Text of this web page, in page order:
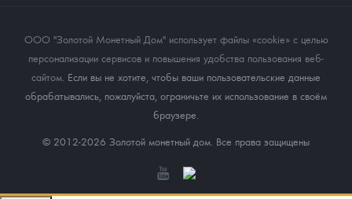
ООО "Золотой Монетный Дом" использует файлы «cookie» с целью
персонализации сервисов и повышения удобства пользования веб-
сайтом. Если вы не хотите, чтобы ваши пользовательские данные
обрабатывались, пожалуйста, ограничьте их использование в своём
браузере.
© 2012-2026 Золотой монетный дом. Все права защищены